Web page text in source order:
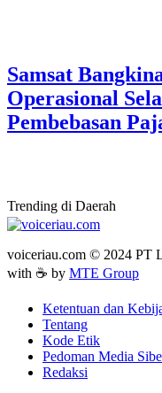
Samsat
Operasional
Pembebasan
Trending di Daerah
voiceriau.com © 2024
with ☕ by MTE Group
Ketentuan dan
Tentang
Kode Etik
Pedoman Media
Redaksi